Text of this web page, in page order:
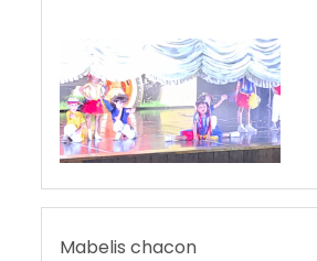
Mabelis chacon